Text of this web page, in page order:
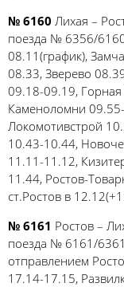
№ 6160 Лихая –
поезда № 6356/
08.11(график),
08.33, Зверево
09.18-09.19,
Каменоломни
Локомотивстрой
10.43-10.44,
11.11-11.12,
11.44, Ростов-
ст.Ростов в
№ 6161 Ростов –
поезда № 6161/
отправлением
17.14-17.15,